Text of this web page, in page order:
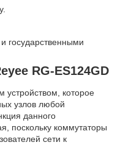
государственными
RG-ES124GD
устройством, которое
узлов любой
данного
поскольку коммутаторы
сети к